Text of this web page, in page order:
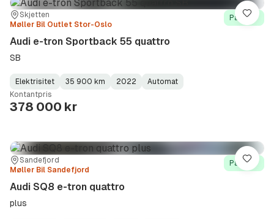
Sted:
Skjetten
Forhandler:
Møller Bil Outlet Stor-Oslo
På lager
Audi e-tron Sportback 55 quattro
SB
Fuel
Type:
Elektrisitet
Kilometerstand:
35 900 km
Model
Year:
2022
Gearbox
Type:
Automat
Kontantpris
378 000 kr
Lagre
Sted:
Sandefjord
Forhandler:
Møller Bil Sandefjord
På lager
Audi SQ8 e-tron quattro
plus
Lagre